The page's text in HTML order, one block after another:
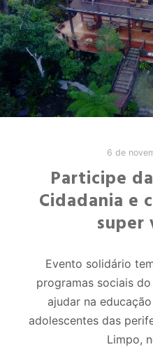
6 de
Participe
Cidadania e
super
Evento solidário
programas sociais
ajudar na
adolescentes das
Limpo,